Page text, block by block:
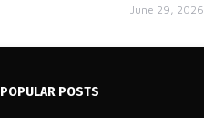
June 29, 2026
POPULAR POSTS